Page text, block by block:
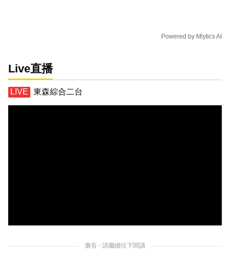
Powered by Mlytics AI
Live直播
東森綜合二台
廣告 - 請繼續往下閱讀